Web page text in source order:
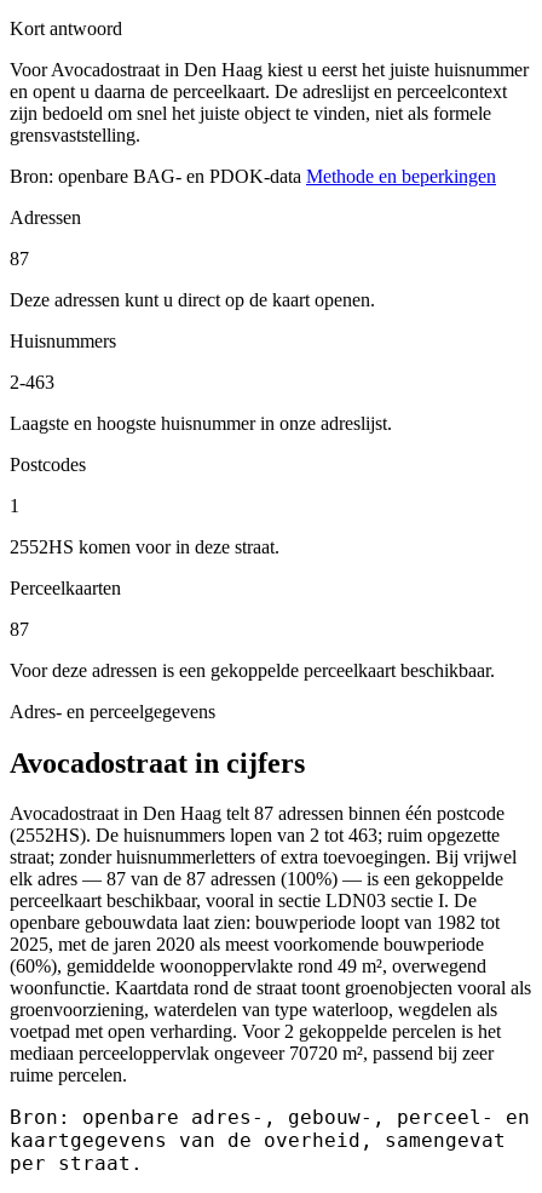
Kort antwoord
Voor Avocadostraat in Den Haag kiest u eerst het juiste huisnummer
en opent u daarna de perceelkaart. De adreslijst en perceelcontext
zijn bedoeld om snel het juiste object te vinden, niet als formele
grensvaststelling.
Bron: openbare BAG- en PDOK-data Methode en beperkingen
Adressen
87
Deze adressen kunt u direct op de kaart openen.
Huisnummers
2-463
Laagste en hoogste huisnummer in onze adreslijst.
Postcodes
1
2552HS komen voor in deze straat.
Perceelkaarten
87
Voor deze adressen is een gekoppelde perceelkaart beschikbaar.
Adres- en perceelgegevens
Avocadostraat in cijfers
Avocadostraat in Den Haag telt 87 adressen binnen één postcode
(2552HS). De huisnummers lopen van 2 tot 463; ruim opgezette
straat; zonder huisnummerletters of extra toevoegingen. Bij vrijwel
elk adres — 87 van de 87 adressen (100%) — is een gekoppelde
perceelkaart beschikbaar, vooral in sectie LDN03 sectie I. De
openbare gebouwdata laat zien: bouwperiode loopt van 1982 tot
2025, met de jaren 2020 als meest voorkomende bouwperiode
(60%), gemiddelde woonoppervlakte rond 49 m², overwegend
woonfunctie. Kaartdata rond de straat toont groenobjecten vooral als
groenvoorziening, waterdelen van type waterloop, wegdelen als
voetpad met open verharding. Voor 2 gekoppelde percelen is het
mediaan perceeloppervlak ongeveer 70720 m², passend bij zeer
ruime percelen.
Bron: openbare adres-, gebouw-, perceel- en
kaartgegevens van de overheid, samengevat
per straat.